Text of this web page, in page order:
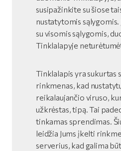
susipažinkite su šiose
nustatytomis sąlygomis.
su visomis sąlygomis,
Tinklalapyje
Tinklalapis yra sukurtas
rinkmenas, kad
reikalaujančio viruso,
užkrėstas, tipą. Tai
tinkamas sprendimas.
leidžia Jums įkelti
serverius, kad galima